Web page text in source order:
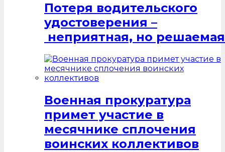
Потеря водительского
удостоверения –
неприятная, но
Военная прокуратура
примет участие в
месячнике сплочения
воинских коллективов